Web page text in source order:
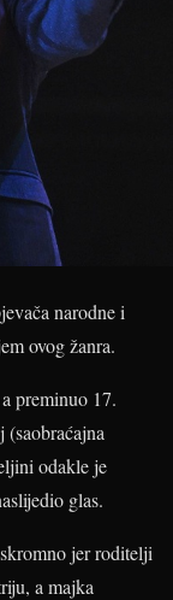
narodne i
ovog žanra.
preminuo 17.
odakle je
glas.
jer roditelji
a majka